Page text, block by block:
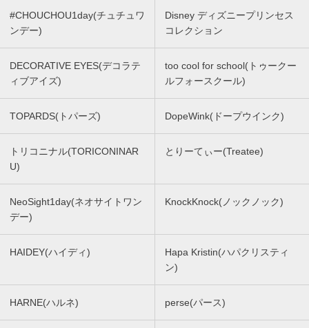
#CHOUCHOU1day(チュチュワ
ンデー)
Disney ディズニープリンセス
コレクション
DECORATIVE EYES(デコラテ
ィブアイズ)
too cool for school(トゥークー
ルフォースクール)
TOPARDS(トパーズ) DopeWink(ドープウインク)
トリコニナル(TORICONINAR
U)
とりーてぃー(Treatee)
NeoSight1day(ネオサイトワン
デー)
KnockKnock(ノックノック)
HAIDEY(ハイディ)
Hapa Kristin(ハパクリスティ
ン)
HARNE(ハルネ) perse(パース)